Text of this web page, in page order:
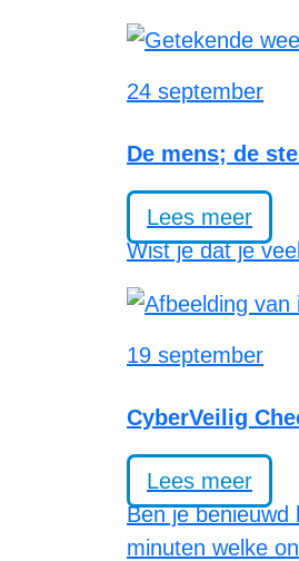
24 september
De mens; de
Lees meer
Wist je dat je
19 september
CyberVeilig
Lees meer
Ben je
minuten welke